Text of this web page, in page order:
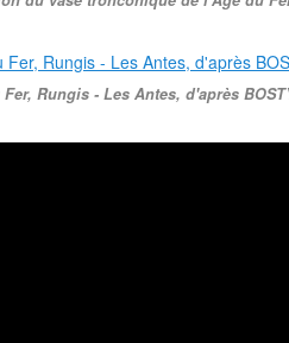
Fer, Rungis - Les Antes, d'après